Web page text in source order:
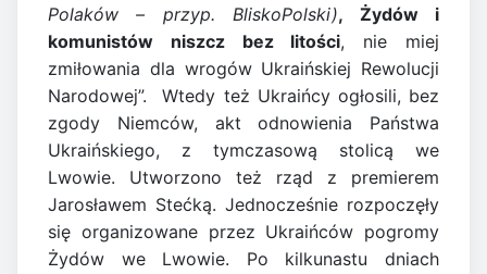
Polaków – przyp. BliskoPolski), Żydów i
komunistów niszcz bez litości, nie miej
zmiłowania dla wrogów Ukraińskiej Rewolucji
Narodowej”. Wtedy też Ukraińcy ogłosili, bez
zgody Niemców, akt odnowienia Państwa
Ukraińskiego, z tymczasową stolicą we
Lwowie. Utworzono też rząd z premierem
Jarosławem Stećką. Jednocześnie rozpoczęły
się organizowane przez Ukraińców pogromy
Żydów we Lwowie. Po kilkunastu dniach